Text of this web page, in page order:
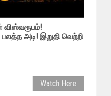
விஸ்வரூபம்!
பலத்த அடி! இறுதி வெற்றி
Watch Here